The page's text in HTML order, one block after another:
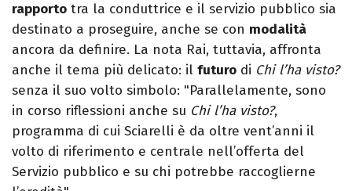
rapporto tra la conduttrice e il servizio pubblico sia
destinato a proseguire, anche se con modalità
ancora da definire. La nota Rai, tuttavia, affronta
anche il tema più delicato: il futuro di Chi l’ha visto?
senza il suo volto simbolo: "Parallelamente, sono
in corso riflessioni anche su Chi l’ha visto?,
programma di cui Sciarelli è da oltre vent’anni il
volto di riferimento e centrale nell’offerta del
Servizio pubblico e su chi potrebbe raccoglierne